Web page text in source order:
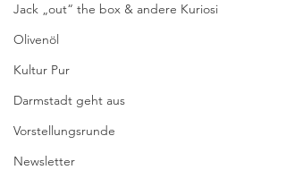
Jack „out“ the box & andere Kuriosi
Olivenöl
Kultur Pur
Darmstadt geht aus
Vorstellungsrunde
Newsletter